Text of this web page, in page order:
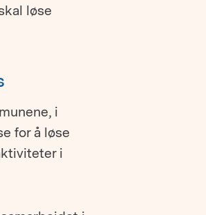
løse
i
for å løse
i